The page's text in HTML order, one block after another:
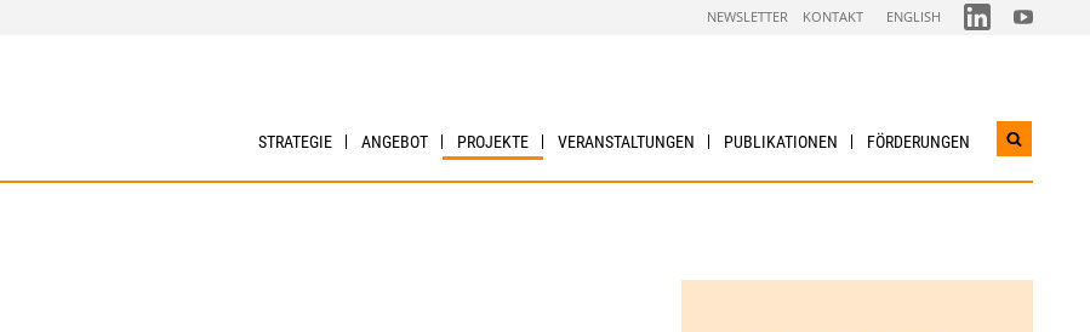
NEWSLETTER KONTAKT ENGLISH FOLGEN
SIE
FOLGEN
SIE
STRATEGIE ANGEBOT PROJEKTE VERANSTALTUNGEN PUBLIKATIONEN FÖRDERUNGEN